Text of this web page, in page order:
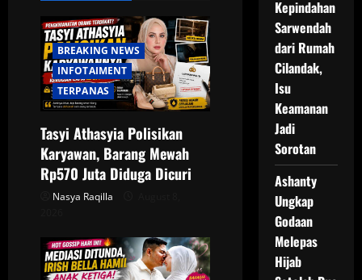
i
g
a
t
i
o
BREAKING NEWS
INFOTAIMENT
TERPANAS
Tasyi Athasyia Polisikan
Karyawan, Barang Mewah
Rp570 Juta Diduga Dicuri
Nasya Raqilla
Kepindahan
Sarwendah
dari Rumah
Cilandak,
Isu
Keamanan
Jadi
Sorotan
Ashanty
Ungkap
Godaan
Melepas
Hijab